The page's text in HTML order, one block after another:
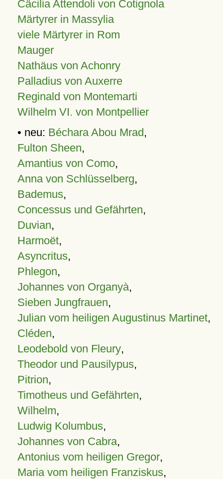
Cäcilia Attendoli von Cotignola
Märtyrer in Massylia
viele Märtyrer in Rom
Mauger
Nathäus von Achonry
Palladius von Auxerre
Reginald von Montemarti
Wilhelm VI. von Montpellier
• neu: Béchara Abou Mrad,
Fulton Sheen,
Amantius von Como,
Anna von Schlüsselberg,
Bademus,
Concessus und Gefährten,
Duvian,
Harmoët,
Asyncritus,
Phlegon,
Johannes von Organyà,
Sieben Jungfrauen,
Julian vom heiligen Augustinus Martinet,
Cléden,
Leodebold von Fleury,
Theodor und Pausilypus,
Pitrion,
Timotheus und Gefährten,
Wilhelm,
Ludwig Kolumbus,
Johannes von Cabra,
Antonius vom heiligen Gregor,
Maria vom heiligen Franziskus,